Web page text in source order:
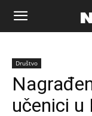
Naša
riječ
Društvo
učenici u